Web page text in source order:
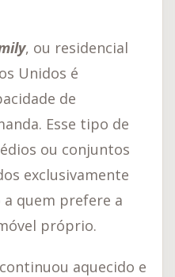
, ou residencial
Unidos é
de
Esse tipo de
ou conjuntos
exclusivamente
quem prefere a
próprio.
aquecido e